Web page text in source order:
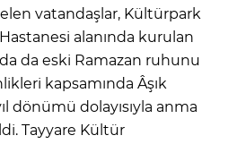
vatandaşlar, Kültürpark
alanında kurulan
da eski Ramazan ruhunu
kapsamında Âşık
dönümü dolayısıyla anma
Tayyare Kültür